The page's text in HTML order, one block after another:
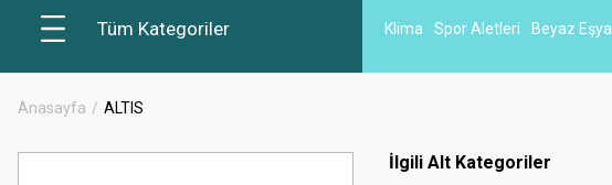
Tüm Kategoriler Klima Spor Aletleri Beyaz Eşya
Anasayfa ALTIS
İlgili Alt Kategoriler